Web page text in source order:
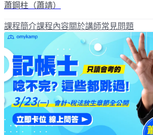
蕭鋼柱（蕭靖）
課程簡介課程內容關於講師常見問題